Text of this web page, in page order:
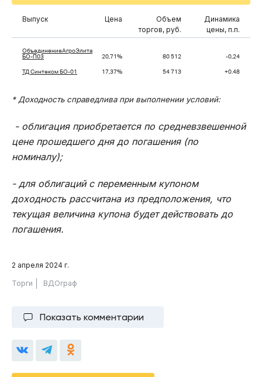
Выпуск Цена
Объем
торгов, руб.
Динамика
цены, п.п.
ОбъединениеАгроЭлита
БО-П03
20,71% 80 512 -0,24
ТД Синтеком БО-01 17,37% 54 713 +0.48
* Доходность справедлива при выполнении условий:
- облигация приобретается по средневзвешенной
цене прошедшего дня до погашения (по
номиналу);
- для облигаций с переменным купоном
доходность рассчитана из предположения, что
текущая величина купона будет действовать до
погашения.
2 апреля 2024 г.
Торги ВДОграф
Показать комментарии